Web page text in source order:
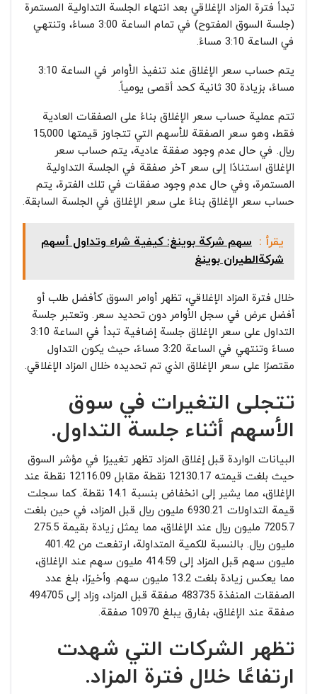
تبدأ فترة المزاد الإغلاقي بعد انتهاء الجلسة التداولية المستمرة
(جلسة السوق المفتوح) في تمام الساعة 3:00 مساءً، وتنتهي
في الساعة 3:10 مساءً.
يتم حساب سعر الإغلاق عند تنفيذ الأوامر في الساعة 3:10
مساءً، بزيادة 30 ثانية كحد أقصى يومياً.
تتم عملية حساب سعر الإغلاق بناءً على الصفقات العادية
فقط، وهو سعر الصفقة للأسهم التي تتجاوز قيمتها 15,000
ريال. في حال عدم وجود صفقة عادية، يتم حساب سعر
الإغلاق استنادًا إلى سعر آخر صفقة في الجلسة التداولية
المستمرة، وفي حال عدم وجود صفقات في تلك الفترة، يتم
حساب سعر الإغلاق بناءً على سعر الإغلاق في الجلسة السابقة.
يقرأ : سهم شركة بوينغ: كيفية شراء وتداول أسهم
شركةالطيران بوينغ
خلال فترة المزاد الإغلاقي، تظهر أوامر السوق كأفضل طلب أو
أفضل عرض في سجل الأوامر دون تحديد سعر. وتعتبر جلسة
التداول على سعر الإغلاق جلسة إضافية تبدأ في الساعة 3:10
مساءً وتنتهي في الساعة 3:20 مساءً، حيث يكون التداول
مقتصرًا على سعر الإغلاق الذي تم تحديده خلال المزاد الإغلاقي.
تتجلى التغيرات في سوق
الأسهم أثناء جلسة التداول.
البيانات الواردة قبل إغلاق المزاد تظهر تغييرًا في مؤشر السوق
حيث بلغت قيمته 12130.17 نقطة مقابل 12116.09 نقطة عند
الإغلاق، مما يشير إلى انخفاض بنسبة 14.1 نقطة. كما سجلت
قيمة التداولات 6930.21 مليون ريال قبل المزاد، في حين بلغت
7205.7 مليون ريال عند الإغلاق، مما يمثل زيادة بقيمة 275.5
مليون ريال. بالنسبة للكمية المتداولة، ارتفعت من 401.42
مليون سهم قبل المزاد إلى 414.59 مليون سهم عند الإغلاق،
مما يعكس زيادة بلغت 13.2 مليون سهم. وأخيرًا، بلغ عدد
الصفقات المنفذة 483735 صفقة قبل المزاد، وزاد إلى 494705
صفقة عند الإغلاق، بفارق يبلغ 10970 صفقة.
تظهر الشركات التي شهدت
ارتفاعًا خلال فترة المزاد.